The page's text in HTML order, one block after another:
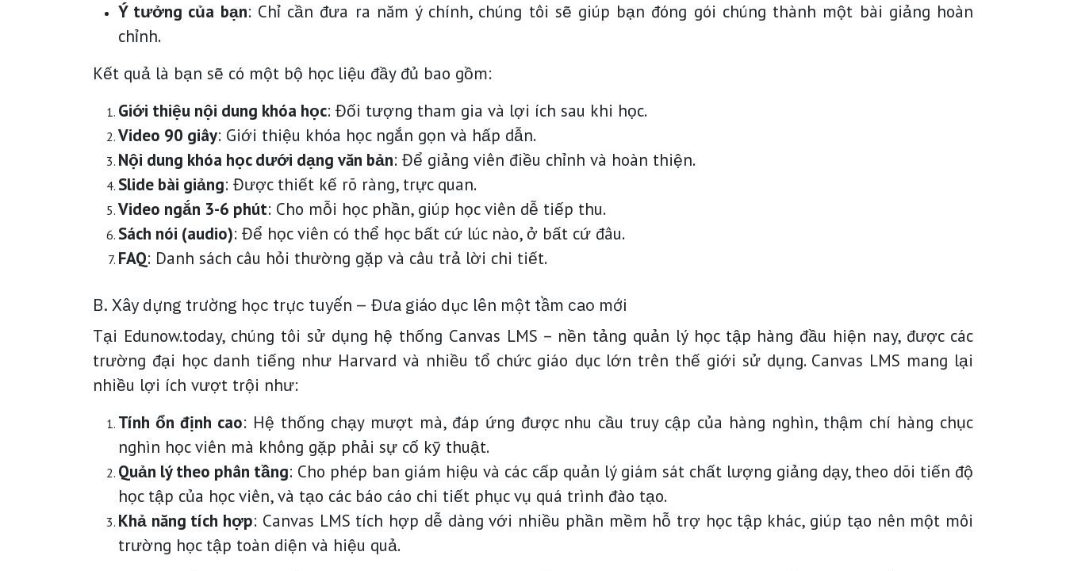
Ý tưởng của bạn: Chỉ cần đưa ra năm ý chính, chúng tôi sẽ giúp bạn đóng gói chúng thành một bài giảng hoàn
chỉnh.
Kết quả là bạn sẽ có một bộ học liệu đầy đủ bao gồm:
Giới thiệu nội dung khóa học: Đối tượng tham gia và lợi ích sau khi học.
Video 90 giây: Giới thiệu khóa học ngắn gọn và hấp dẫn.
Nội dung khóa học dưới dạng văn bản: Để giảng viên điều chỉnh và hoàn thiện.
Slide bài giảng: Được thiết kế rõ ràng, trực quan.
Video ngắn 3-6 phút: Cho mỗi học phần, giúp học viên dễ tiếp thu.
Sách nói (audio): Để học viên có thể học bất cứ lúc nào, ở bất cứ đâu.
FAQ: Danh sách câu hỏi thường gặp và câu trả lời chi tiết.
B. Xây dựng trường học trực tuyến – Đưa giáo dục lên một tầm cao mới
Tại Edunow.today, chúng tôi sử dụng hệ thống Canvas LMS – nền tảng quản lý học tập hàng đầu hiện nay, được các
trường đại học danh tiếng như Harvard và nhiều tổ chức giáo dục lớn trên thế giới sử dụng. Canvas LMS mang lại
nhiều lợi ích vượt trội như:
Tính ổn định cao: Hệ thống chạy mượt mà, đáp ứng được nhu cầu truy cập của hàng nghìn, thậm chí hàng chục
nghìn học viên mà không gặp phải sự cố kỹ thuật.
Quản lý theo phân tầng: Cho phép ban giám hiệu và các cấp quản lý giám sát chất lượng giảng dạy, theo dõi tiến độ
học tập của học viên, và tạo các báo cáo chi tiết phục vụ quá trình đào tạo.
Khả năng tích hợp: Canvas LMS tích hợp dễ dàng với nhiều phần mềm hỗ trợ học tập khác, giúp tạo nên một môi
trường học tập toàn diện và hiệu quả.